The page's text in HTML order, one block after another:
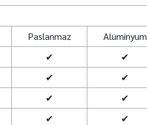
Paslanmaz Alüminyum
✔
✔
✔
✔
✔
✔
✔
✔